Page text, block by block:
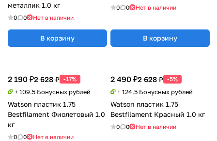
металлик 1.0 кг
0 0 Нет в наличии
В корзину
0 0 Нет в наличии
В корзину
2 490 ₽2 628 ₽ -5%
+ 124.5 Бонусных рублей
Watson пластик 1.75
Bestfilament Красный 1.0 кг
0 0 Нет в наличии
2 190 ₽2 628 ₽ -17%
+ 109.5 Бонусных рублей
Watson пластик 1.75
Bestfilament Фиолетовый 1.0
кг
0 0 Нет в наличии